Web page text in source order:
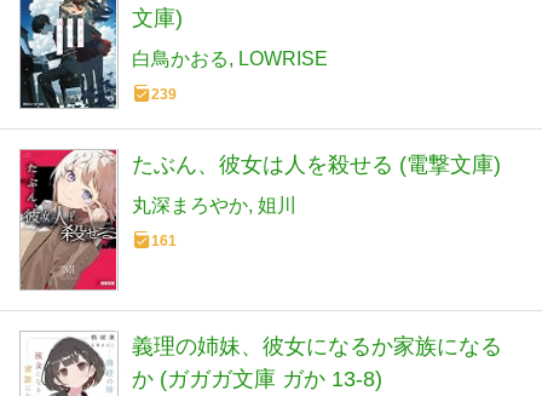
文庫)
白鳥かおる LOWRISE
239
たぶん、彼女は人を殺せる (電撃文庫)
丸深まろやか 姐川
161
義理の姉妹、彼女になるか家族になる
か (ガガガ文庫 ガか 13-8)